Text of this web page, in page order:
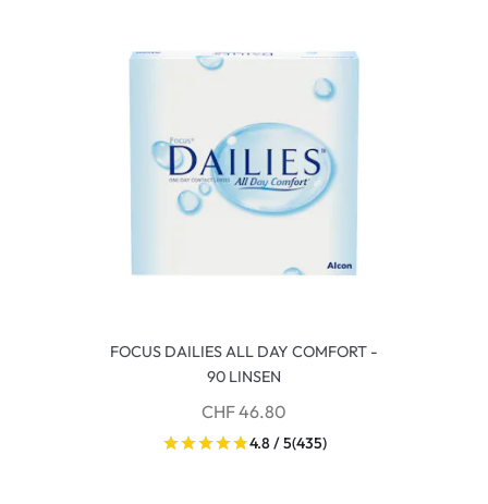
FOCUS DAILIES ALL DAY COMFORT -
90 LINSEN
CHF 46.80
4.8 / 5(435)